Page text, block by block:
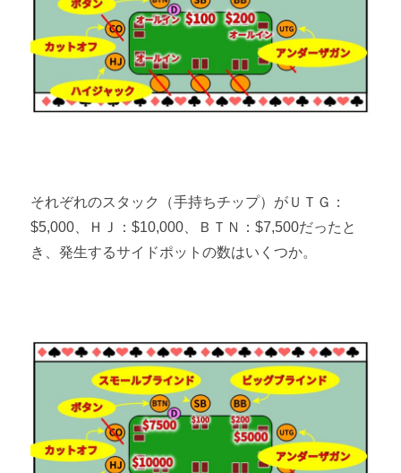
それぞれのスタック（手持ちチップ）がＵＴＧ：
$5,000、ＨＪ：$10,000、ＢＴＮ：$7,500だったと
き、発生するサイドポットの数はいくつか。